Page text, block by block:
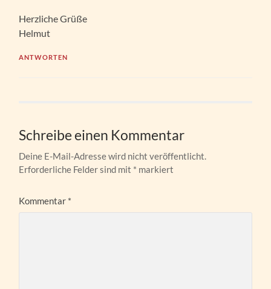
Herzliche Grüße
Helmut
ANTWORTEN
Schreibe einen Kommentar
Deine E-Mail-Adresse wird nicht veröffentlicht.
Erforderliche Felder sind mit * markiert
Kommentar *